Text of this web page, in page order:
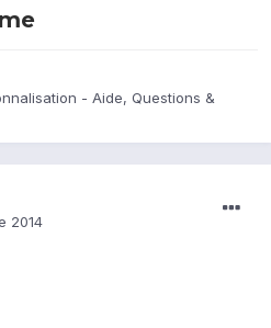
- Aide, Questions &
2014